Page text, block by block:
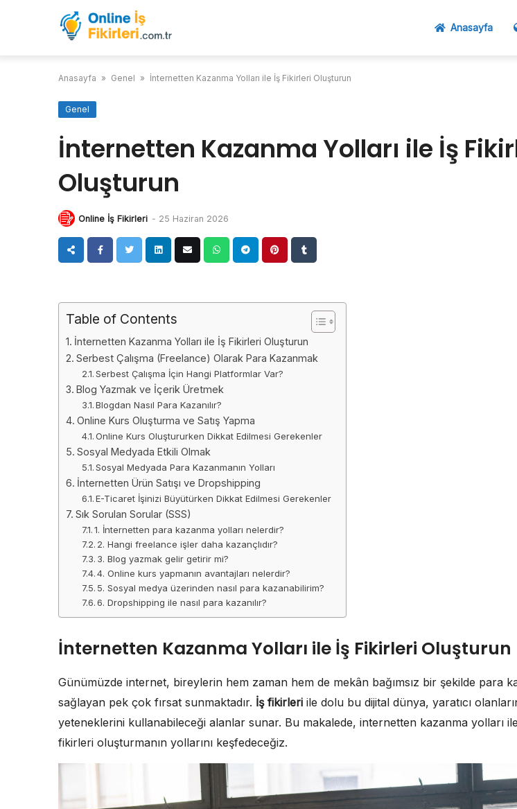
Anasayfa
Anasayfa » Genel » İnternetten Kazanma Yolları ile İş Fikirleri Oluşturun
Genel
İnternetten Kazanma Yolları ile İş
Oluşturun
Online İş Fikirleri - 25 Haziran 2026
Table of Contents
İnternetten Kazanma Yolları ile İş Fikirleri Oluşturun
Serbest Çalışma (Freelance) Olarak Para Kazanmak
Serbest Çalışma İçin Hangi Platformlar Var?
Blog Yazmak ve İçerik Üretmek
Blogdan Nasıl Para Kazanılır?
Online Kurs Oluşturma ve Satış Yapma
Online Kurs Oluştururken Dikkat Edilmesi Gerekenler
Sosyal Medyada Etkili Olmak
Sosyal Medyada Para Kazanmanın Yolları
İnternetten Ürün Satışı ve Dropshipping
E-Ticaret İşinizi Büyütürken Dikkat Edilmesi Gerekenler
Sık Sorulan Sorular (SSS)
1. İnternetten para kazanma yolları nelerdir?
2. Hangi freelance işler daha kazançlıdır?
3. Blog yazmak gelir getirir mi?
4. Online kurs yapmanın avantajları nelerdir?
5. Sosyal medya üzerinden nasıl para kazanabilirim?
6. Dropshipping ile nasıl para kazanılır?
İnternetten Kazanma Yolları ile İş Fikirleri Oluşturun
Günümüzde internet, bireylerin hem zaman hem de mekân bağımsız bir şekilde para
sağlayan pek çok fırsat sunmaktadır. İş fikirleri ile dolu bu dijital dünya, yaratıcı
yeteneklerini kullanabileceği alanlar sunar. Bu makalede, internetten kazanma yolları
fikirleri oluşturmanın yollarını keşfedeceğiz.